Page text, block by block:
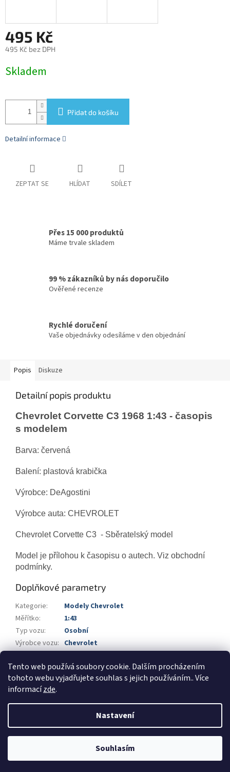
Tento web používá soubory cookie. Dalším procházením
tohoto webu vyjadřujete souhlas s jejich používáním.. Více
informacízde.
Nastavení
Souhlasím
495 Kč
495 Kč bez DPH
cena:
Skladem
Přidat do košíku
Detailní informace
ZEPTAT SE HLÍDAT SDÍLET
Přes 15 000 produktů
Máme trvale skladem
99 % zákazníků by nás doporučilo
Ověřené recenze
Rychlé doručení
Vaše objednávky odesíláme v den objednání
Popis Diskuze
Detailní popis produktu
Chevrolet Corvette C3 1968 1:43 - časopis
s modelem
Barva: červená
Balení: plastová krabička
Výrobce: DeAgostini
Výrobce auta: CHEVROLET
Chevrolet Corvette C3 - Sběratelský model
Model je přílohou k časopisu o autech. Viz obchodní
podmínky.
Doplňkové parametry
Kategorie:
Modely Chevrolet
Měřítko:
1:43
Typ vozu:
Osobní
Výrobce vozu: Chevrolet
Barva: červená
Vytvořil Shoptet
Automodels.cz. Všechna práva vyhrazena.